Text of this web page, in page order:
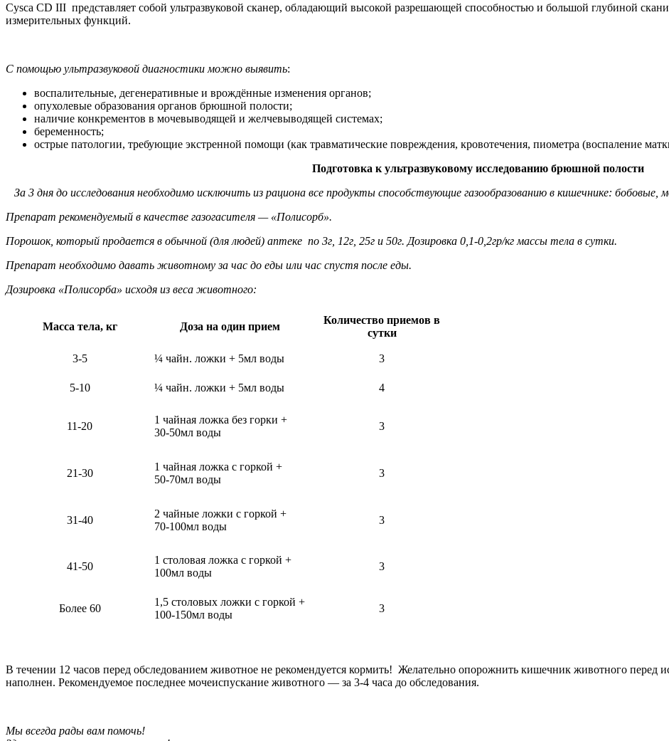
Cysca CD III представляет собой ультразвуковой сканер, обладающий высокой разрешающей способностью и большой глубиной
измерительных функций.
С помощью ультразвуковой диагностики можно выявить:
воспалительные, дегенеративные и врождённые изменения органов;
опухолевые образования органов брюшной полости;
наличие конкрементов в мочевыводящей и желчевыводящей системах;
беременность;
острые патологии, требующие экстренной помощи (как травматические повреждения, кровотечения, пиометра (воспаление
Подготовка к ультразвуковому исследованию брюшной полости
За 3 дня до исследования необходимо исключить из рациона все продукты способствующие газообразованию в кишечнике:
Препарат рекомендуемый в качестве газогасителя — «Полисорб».
Порошок, который продается в обычной (для людей) аптеке по 3г, 12г, 25г и 50г. Дозировка 0,1-0,2гр/кг массы тела в сутки.
Препарат необходимо давать животному за час до еды или час спустя после еды.
Дозировка «Полисорба» исходя из веса животного:
Масса тела, кг Доза на один прием
Количество приемов в
сутки
3-5 ¼ чайн. ложки + 5мл воды 3
5-10 ¼ чайн. ложки + 5мл воды 4
11-20
1 чайная ложка без горки +
30-50мл воды
3
21-30
1 чайная ложка с горкой +
50-70мл воды
3
31-40
2 чайные ложки с горкой +
70-100мл воды
3
41-50
1 столовая ложка с горкой +
100мл воды
3
Более 60
1,5 столовых ложки с горкой +
100-150мл воды
3
В течении 12 часов перед обследованием животное не рекомендуется кормить! Желательно опорожнить кишечник животного перед
наполнен. Рекомендуемое последнее мочеиспускание животного — за 3-4 часа до обследования.
Мы всегда рады вам помочь!